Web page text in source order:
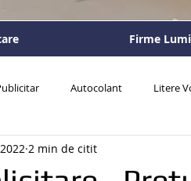
Firme
Autocolant Litere
2 min de citit